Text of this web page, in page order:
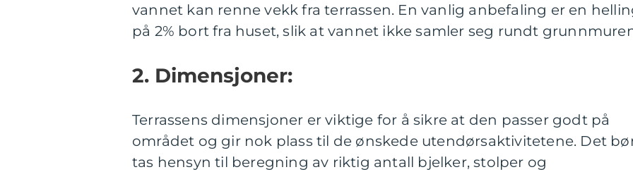
vannet kan renne vekk fra terrassen. En vanlig anbefaling er en
på 2% bort fra huset, slik at vannet ikke samler seg rundt
2. Dimensjoner:
Terrassens dimensjoner er viktige for å sikre at den passer godt på
området og gir nok plass til de ønskede utendørsaktivitetene. Det
tas hensyn til beregning av riktig antall bjelker, stolper og